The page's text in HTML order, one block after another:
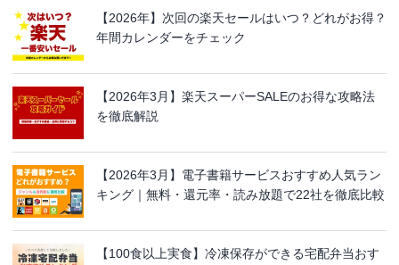
【2026年】次回の楽天セールはいつ？どれがお得？
年間カレンダーをチェック
【2026年3月】楽天スーパーSALEのお得な攻略法
を徹底解説
【2026年3月】電子書籍サービスおすすめ人気ラン
キング｜無料・還元率・読み放題で22社を徹底比較
【100食以上実食】冷凍保存ができる宅配弁当おす